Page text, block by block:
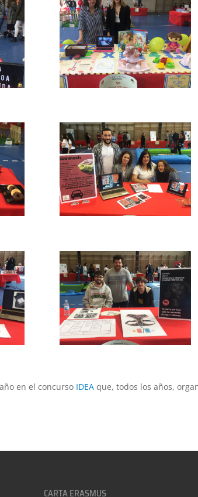
en el concurso IDEA que, todos los años,
CARTA ERASMUS